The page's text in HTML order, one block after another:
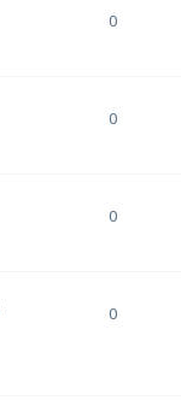
0
0
0
0